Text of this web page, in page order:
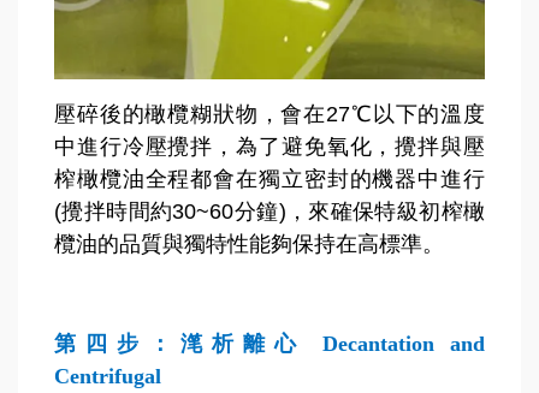
壓碎後的橄欖糊狀物，會在27℃以下的溫度
中進行冷壓攪拌，為了避免氧化，攪拌與壓
榨橄欖油全程都會在獨立密封的機器中進行
(攪拌時間約30~60分鐘)，來確保特級初榨橄
欖油的品質與獨特性能夠保持在高標準。
第四步：滗析離心 Decantation and
Centrifugal